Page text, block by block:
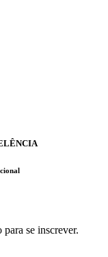
se inscrever.